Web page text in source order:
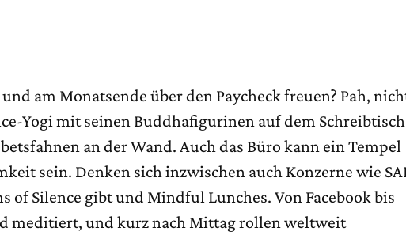
am Monatsende über den Paycheck freuen? Pah,
Yogi mit seinen Buddhafigurinen auf dem Schreibtisch
an der Wand. Auch das Büro kann ein Tempel
sein. Denken sich inzwischen auch Konzerne wie
of Silence gibt und Mindful Lunches. Von Facebook bis
meditiert, und kurz nach Mittag rollen weltweit